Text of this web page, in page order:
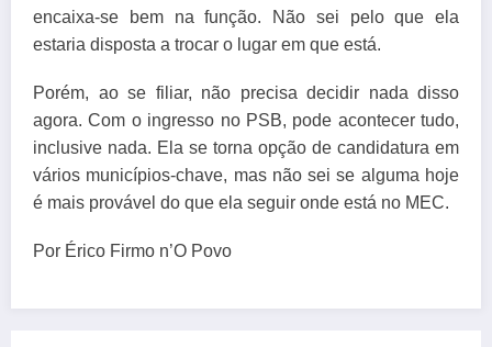
encaixa-se bem na função. Não sei pelo que ela
estaria disposta a trocar o lugar em que está.
Porém, ao se filiar, não precisa decidir nada disso
agora. Com o ingresso no PSB, pode acontecer tudo,
inclusive nada. Ela se torna opção de candidatura em
vários municípios-chave, mas não sei se alguma hoje
é mais provável do que ela seguir onde está no MEC.
Por Érico Firmo n’O Povo